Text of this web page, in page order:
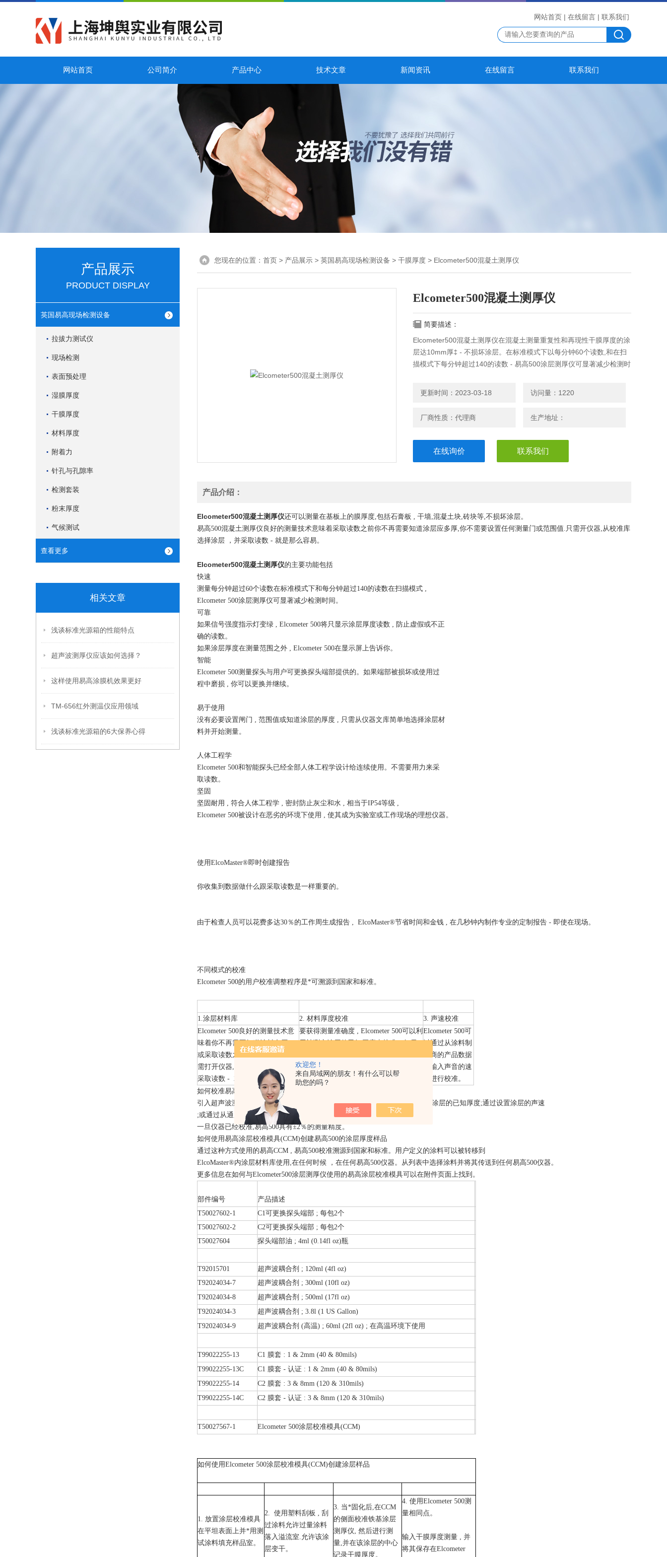
欢迎您！
来自局域网的朋友！有什么可以帮
助您的吗？
网站首页 | 在线留言 | 联系我们
网站首页 公司简介 产品中心 技术文章 新闻资讯 在线留言 联系我们
产品展示
PRODUCT DISPLAY
英国易高现场检测设备
拉拔力测试仪
现场检测
表面预处理
湿膜厚度
干膜厚度
材料厚度
附着力
针孔与孔隙率
检测套装
粉末厚度
气候测试
查看更多
相关文章
浅谈标准光源箱的性能特点
超声波测厚仪应该如何选择？
这样使用易高涂膜机效果更好
TM-656红外测温仪应用领域
浅谈标准光源箱的6大保养心得
您现在的位置： 首页 > 产品展示 > 英国易高现场检测设备 > 干膜厚度 > Elcometer500混凝土测厚仪
Elcometer500混凝土测厚仪
简要描述：
Elcometer500混凝土测厚仪在混凝土测量重复性和再现性干膜厚度的涂
层达10mm厚‡ - 不损坏涂层。在标准模式下以每分钟60个读数,和在扫
描模式下每分钟超过140的读数 - 易高500涂层测厚仪可显著减少检测时
更新时间：2023-03-18 访问量：1220
厂商性质：代理商 生产地址：
在线询价 联系我们
产品介绍：
Elcometer500混凝土测厚仪还可以测量在基板上的膜厚度,包括石膏板 , 干墙,混凝土块,砖块等,不损坏涂层。
易高500混凝土测厚仪良好的测量技术意味着采取读数之前你不再需要知道涂层应多厚,你不需要设置任何测量门或范围值.只需开仪器,从校准库
选择涂层 ，并采取读数 - 就是那么容易。
Elcometer500混凝土测厚仪的主要功能包括
快速
测量每分钟超过60个读数在标准模式下和每分钟超过140的读数在扫描模式 ,
Elcometer 500涂层测厚仪可显著减少检测时间。
可靠
如果信号强度指示灯变绿 , Elcometer 500将只显示涂层厚度读数 , 防止虚假或不正
确的读数。
如果涂层厚度在测量范围之外 , Elcometer 500在显示屏上告诉你。
智能
Elcometer 500测量探头与用户可更换探头端部提供的。如果端部被损坏或使用过
程中磨损 , 你可以更换并继续。
易于使用
没有必要设置闸门 , 范围值或知道涂层的厚度 , 只需从仪器文库简单地选择涂层材
料并开始测量。
人体工程学
Elcometer 500和智能探头已经全部人体工程学设计给连续使用。不需要用力来采
取读数。
坚固
坚固耐用 , 符合人体工程学 , 密封防止灰尘和水 , 相当于IP54等级 ,
Elcometer 500被设计在恶劣的环境下使用 , 使其成为实验室或工作现场的理想仪器。
使用ElcoMaster®即时创建报告
你收集到数据做什么跟采取读数是一样重要的。
由于检查人员可以花费多达30％的工作周生成报告 , ElcoMaster®节省时间和金钱 , 在几秒钟内制作专业的定制报告 - 即使在现场。
不同模式的校准
Elcometer 500的用户校准调整程序是*可溯源到国家和标准。
1.涂层材料库 2. 材料厚度校准
3. 声速校准
Elcometer 500良好的测量技术意
味着你不再需要知道涂料多厚 ，
或采取读数之前设置测量门。只
需打开仪器,从校准库选择涂料并
采取读数 - 就是那么容易。
要获得测量准确度 , Elcometer 500可以利
准模具(CCM)可用于创建一个已知的涂
层厚度 , 可溯源至国家和标准。
Elcometer 500可
以通过从涂料制
造商的产品数据
表输入声音的速
度进行校准。
如何校准易高500涂层测厚仪
引入超声波测量技术 , 每个仪器可以以三种方式之一进行校准 - 到该要被检测涂层的已知厚度;通过设置涂层的声速
;或通过从通用清单或用户定义的涂层材料选择涂层。
一旦仪器已经校准,易高500具有±2％的测量精度。
如何使用易高涂层校准模具(CCM)创建易高500的涂层厚度样品
通过这种方式使用的易高CCM , 易高500校准溯源到国家和标准。用户定义的涂料可以被转移到
ElcoMaster®内涂层材料库使用,在任何时候 ，在任何易高500仪器。从列表中选择涂料并将其传送到任何易高500仪器。
更多信息在如何与Elcometer500涂层测厚仪使用的易高涂层校准模具可以在附件页面上找到。
部件编号
产品描述
T50027602-1
C1可更换探头端部 ; 每包2个
T50027602-2
C2可更换探头端部 ; 每包2个
T50027604
探头端部油 ; 4ml (0.14fl oz)瓶
T92015701
超声波耦合剂 ; 120ml (4fl oz)
T92024034-7
超声波耦合剂 ; 300ml (10fl oz)
T92024034-8
超声波耦合剂 ; 500ml (17fl oz)
T92024034-3
超声波耦合剂 ; 3.8l (1 US Gallon)
T92024034-9
超声波耦合剂 (高温) ; 60ml (2fl oz) ; 在高温环境下使用
T99022255-13
C1 膜套 : 1 & 2mm (40 & 80mils)
T99022255-13C
C1 膜套 - 认证 : 1 & 2mm (40 & 80mils)
T99022255-14
C2 膜套 : 3 & 8mm (120 & 310mils)
T99022255-14C
C2 膜套 - 认证 : 3 & 8mm (120 & 310mils)
T50027567-1 Elcometer 500涂层校准模具(CCM)
如何使用Elcometer 500涂层校准模具(CCM)创建涂层样品
1. 放置涂层校准模具
在平坦表面上并*用测
试涂料填充样品室。
2. 使用塑料刮板 , 刮
过涂料允许过量涂料
落入溢流室.允许该涂
层变干。
3. 当*固化后,在CCM
的侧面校准铁基涂层
测厚仪, 然后进行测
量,并在该涂层的中心
记录干膜厚度。
4. 使用Elcometer 500测
量相同点。
输入干膜厚度测量 , 并
将其保存在Elcometer